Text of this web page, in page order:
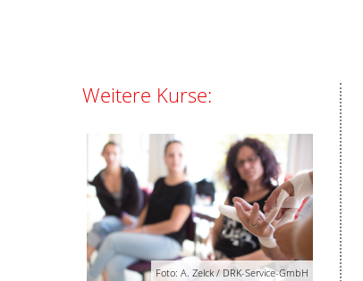
Weitere Kurse:
Foto: A. Zelck / DRK-Service-GmbH